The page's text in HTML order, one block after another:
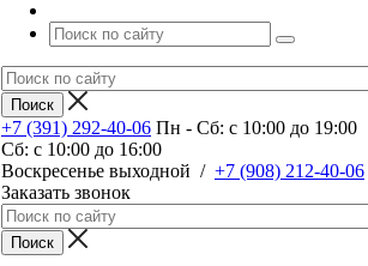
+7 (391) 292-40-06 Пн - Сб: c 10:00 до 19:00
Сб: c 10:00 до 16:00
​Воскресенье выходной / +7 (908) 212-40-06
Заказать звонок